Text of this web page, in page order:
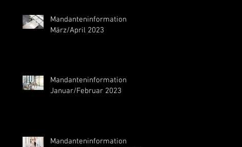
Mandanteninformation
März/April 2023
Mandanteninformation
Januar/Februar 2023
Mandanteninformation